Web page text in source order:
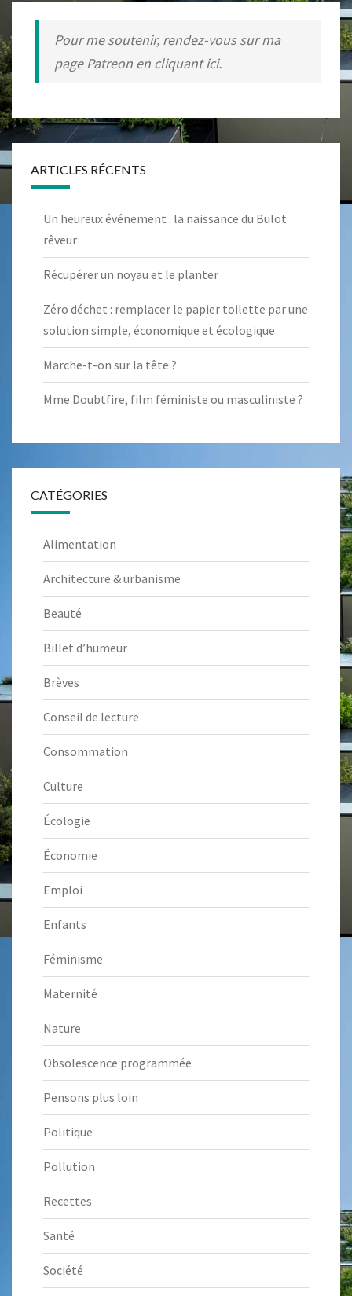
Pour me soutenir, rendez-vous sur ma
page Patreon en cliquant ici.
ARTICLES RÉCENTS
Un heureux événement : la naissance du Bulot
rêveur
Récupérer un noyau et le planter
Zéro déchet : remplacer le papier toilette par une
solution simple, économique et écologique
Marche-t-on sur la tête ?
Mme Doubtfire, film féministe ou masculiniste ?
CATÉGORIES
Alimentation
Architecture & urbanisme
Beauté
Billet d’humeur
Brèves
Conseil de lecture
Consommation
Culture
Écologie
Économie
Emploi
Enfants
Féminisme
Maternité
Nature
Obsolescence programmée
Pensons plus loin
Politique
Pollution
Recettes
Santé
Société